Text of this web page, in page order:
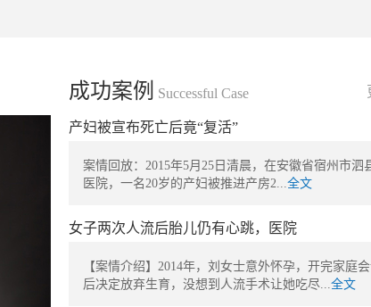
成功案例 Successful Case
产妇被宣布死亡后竟“复活”
案情回放：2015年5月25日清晨，在安徽省宿州市泗
医院，一名20岁的产妇被推进产房2...全文
女子两次人流后胎儿仍有心跳，医院
【案情介绍】2014年，刘女士意外怀孕，开完家庭
后决定放弃生育，没想到人流手术让她吃尽...全文